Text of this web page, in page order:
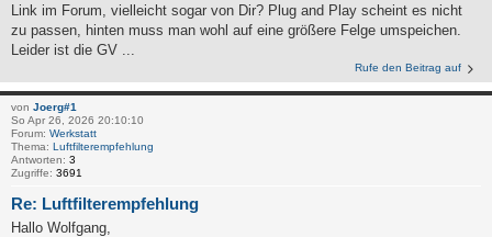
Link im Forum, vielleicht sogar von Dir? Plug and Play scheint es nicht
zu passen, hinten muss man wohl auf eine größere Felge umspeichen.
Leider ist die GV ...
Rufe den Beitrag auf
von Joerg#1
So Apr 26, 2026 20:10:10
Forum: Werkstatt
Thema: Luftfilterempfehlung
Antworten: 3
Zugriffe: 3691
Re: Luftfilterempfehlung
Hallo Wolfgang,